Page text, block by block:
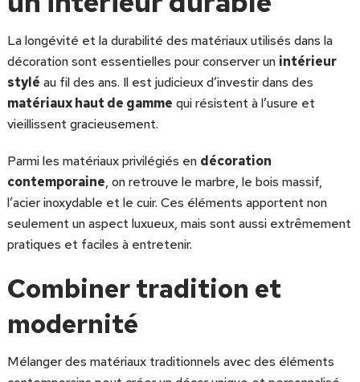
La longévité et la durabilité des matériaux utilisés dans la
décoration sont essentielles pour conserver un intérieur
stylé au fil des ans. Il est judicieux d’investir dans des
matériaux haut de gamme qui résistent à l’usure et
vieillissent gracieusement.
Parmi les matériaux privilégiés en décoration
contemporaine, on retrouve le marbre, le bois massif,
l’acier inoxydable et le cuir. Ces éléments apportent non
seulement un aspect luxueux, mais sont aussi extrêmement
pratiques et faciles à entretenir.
Combiner tradition et
modernité
Mélanger des matériaux traditionnels avec des éléments